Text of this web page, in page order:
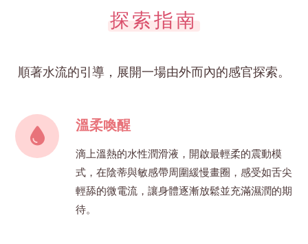
探索指南
順著水流的引導，展開一場由外而內的感官探索。
溫柔喚醒
滴上溫熱的水性潤滑液，開啟最輕柔的震動模
式，在陰蒂與敏感帶周圍緩慢畫圈，感受如舌尖
輕舔的微電流，讓身體逐漸放鬆並充滿濕潤的期
待。